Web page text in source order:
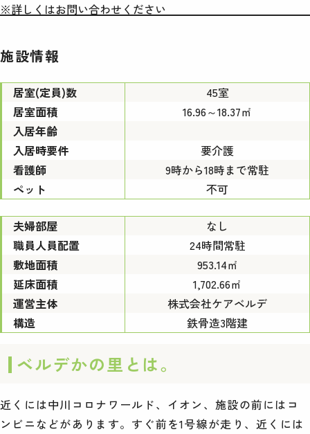
※詳しくはお問い合わせください
施設情報
居室(定員)数
45室
居室面積
16.96～18.37㎡
入居年齢
入居時要件
要介護
看護師
9時から18時まで常駐
ペット
不可
夫婦部屋
なし
職員人員配置
24時間常駐
敷地面積
953.14㎡
延床面積
1,702.66㎡
運営主体
株式会社ケアベルデ
構造
鉄骨造3階建
ベルデかの里とは。
近くには中川コロナワールド、イオン、施設の前にはコ
ンビニなどがあります。すぐ前を1号線が走り、近くには